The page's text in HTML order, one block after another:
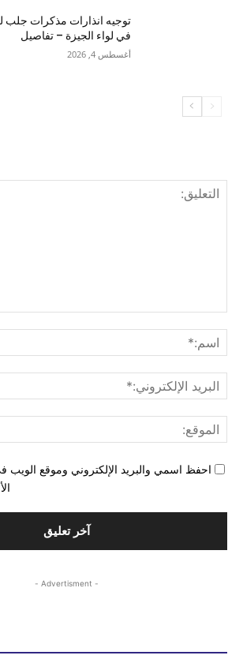
توجيه انذارات مذكرات جلب
في لواء الجيزة – تفاصيل
أغسطس 4, 2026
احفظ اسمي والبريد الإلكتروني وموقع الويب
- Advertisment -